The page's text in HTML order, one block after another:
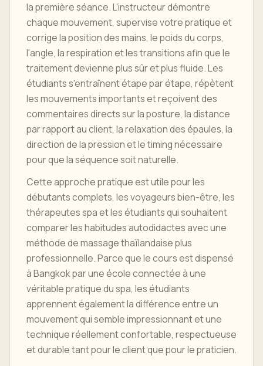
la première séance. L'instructeur démontre
chaque mouvement, supervise votre pratique et
corrige la position des mains, le poids du corps,
l'angle, la respiration et les transitions afin que le
traitement devienne plus sûr et plus fluide. Les
étudiants s'entraînent étape par étape, répètent
les mouvements importants et reçoivent des
commentaires directs sur la posture, la distance
par rapport au client, la relaxation des épaules, la
direction de la pression et le timing nécessaire
pour que la séquence soit naturelle.
Cette approche pratique est utile pour les
débutants complets, les voyageurs bien-être, les
thérapeutes spa et les étudiants qui souhaitent
comparer les habitudes autodidactes avec une
méthode de massage thaïlandaise plus
professionnelle. Parce que le cours est dispensé
à Bangkok par une école connectée à une
véritable pratique du spa, les étudiants
apprennent également la différence entre un
mouvement qui semble impressionnant et une
technique réellement confortable, respectueuse
et durable tant pour le client que pour le praticien.